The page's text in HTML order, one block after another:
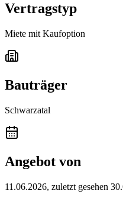
Vertragstyp
Miete mit Kaufoption
Bauträger
Schwarzatal
Angebot von
11.06.2026, zuletzt gesehen